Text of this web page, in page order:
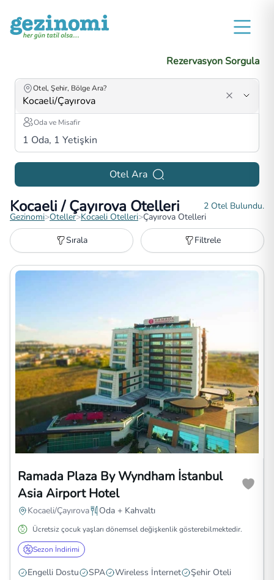
Rezervasyon Sorgula
Otel, Şehir, Bölge Ara?
Oda ve Misafir
1 Oda, 1 Yetişkin
Otel Ara
Kocaeli / Çayırova Otelleri 2 Otel Bulundu.
Gezinomi>Oteller>Kocaeli Otelleri>Çayırova Otelleri
Sırala
Filtrele
Ramada Plaza By Wyndham İstanbul
Asia Airport Hotel
Kocaeli/Çayırova Oda + Kahvaltı
Ücretsiz çocuk yaşları dönemsel değişkenlik gösterebilmektedir.
Sezon İndirimi
Engelli Dostu SPA Wireless İnternet Şehir Oteli